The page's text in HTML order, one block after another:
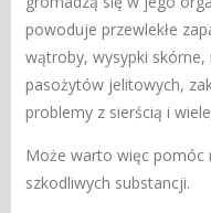
powoduje przewlekłe
wątroby, wysypki
pasożytów jelitowych,
problemy z sierścią i
Może warto więc pomóc
szkodliwych substancji.